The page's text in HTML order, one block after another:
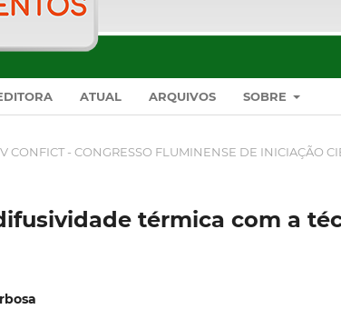
ATUAL ARQUIVOS SOBRE
CONFICT - CONGRESSO FLUMINENSE DE INICIAÇÃO
térmica com a